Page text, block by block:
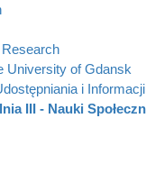
University of Gdansk
i Informacji
III - Nauki